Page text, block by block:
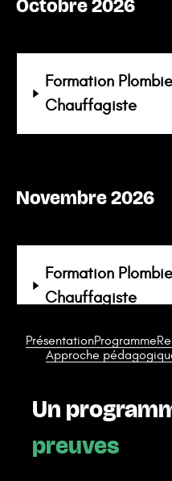
PrésentationProgramme
Approche
Octobre 2026
Formation
Chauffagiste
Novembre 2026
Formation
Chauffagiste
Un
preuves